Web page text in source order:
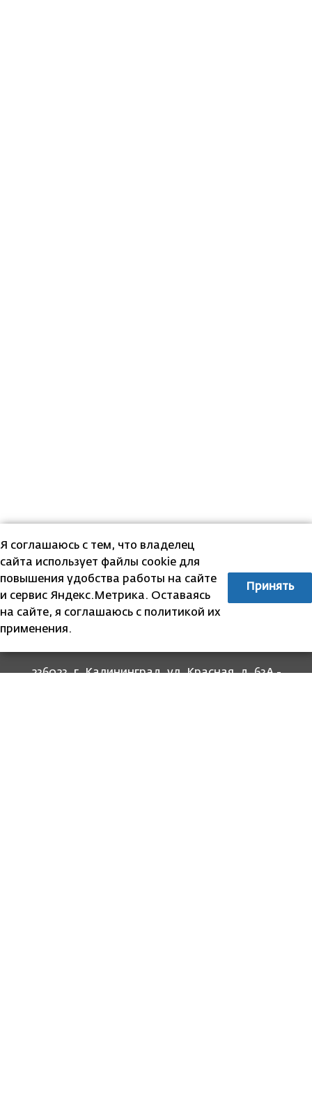
236023, г. Калининград, ул. Красная, д. 63А -
Я соглашаюсь с тем, что владелец
сайта использует файлы cookie для
повышения удобства работы на сайте
и сервис Яндекс.Метрика. Оставаясь
на сайте, я соглашаюсь с политикой их
применения.
Принять